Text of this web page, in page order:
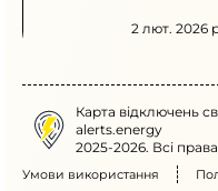
Зберігається2 лют. 2026
Карта відключень
alerts.energy
2025-2026. Всі
Умови використання